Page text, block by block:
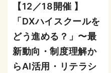
【12／18開催 】
「DXハイスクールを
どう進める？」〜最
新動向・制度理解か
らAI活用・リテラシ